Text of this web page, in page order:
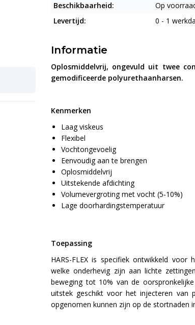
Beschikbaarheid:
Op
Levertijd:
0 - 1
Informatie
Oplosmiddelvrij, ongevuld uit twee
gemodificeerde polyurethaanharsen.
Kenmerken
Laag viskeus
Flexibel
Vochtongevoelig
Eenvoudig aan te brengen
Oplosmiddelvrij
Uitstekende afdichting
Volumevergroting met vocht (5‐10%)
Lage doorhardingstemperatuur
Toepassing
HARS-FLEX is specifiek ontwikkeld
welke onderhevig zijn aan lichte
beweging tot 10% van de
uitstek geschikt voor het injecteren van
opgenomen kunnen zijn op de stortnaden